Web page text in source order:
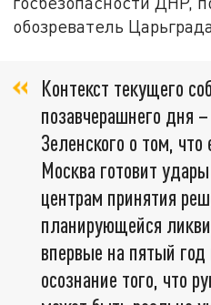
обозреватель
Контекст текущего
позавчерашнего дня
Зеленского о том,
Москва готовит
центрам принятия
планирующейся
впервые на пятый
осознание того, что